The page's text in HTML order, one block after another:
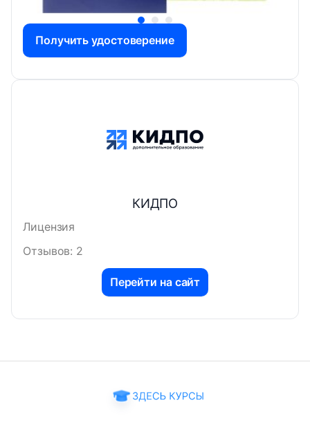
Получить удостоверение
КИДПО
Лицензия
Отзывов: 2
Перейти на сайт